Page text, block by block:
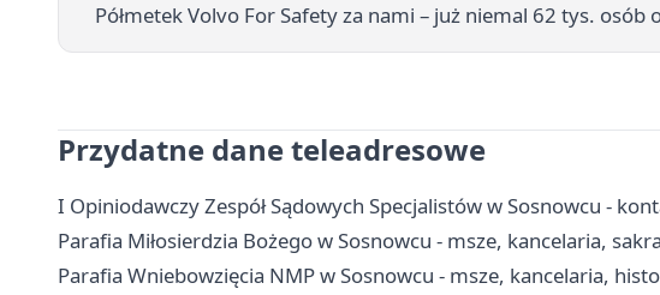
Półmetek Volvo For Safety za nami – już niemal 62 tys. osób
Przydatne dane teleadresowe
I Opiniodawczy Zespół Sądowych Specjalistów w Sosnowcu -
Parafia Miłosierdzia Bożego w Sosnowcu - msze, kancelaria,
Parafia Wniebowzięcia NMP w Sosnowcu - msze, kancelaria,